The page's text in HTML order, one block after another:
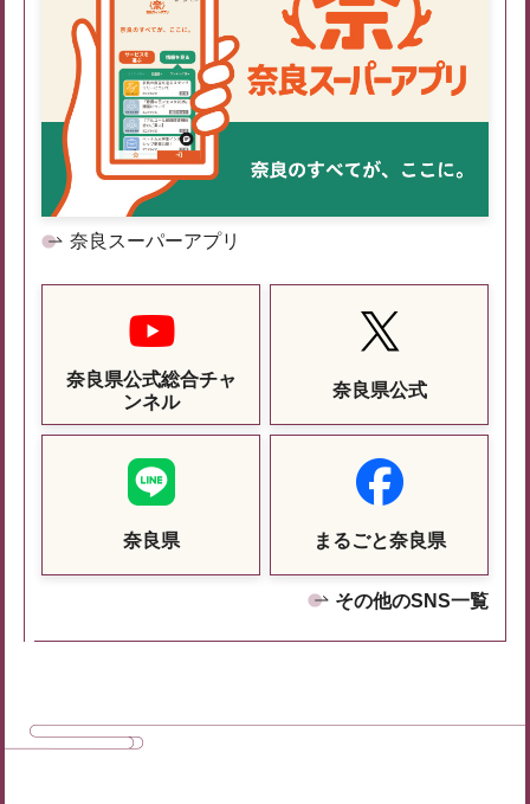
奈良スーパーアプリ
奈良県公式総合チャ
ンネル
奈良県公式
奈良県 まるごと奈良県
その他のSNS一覧